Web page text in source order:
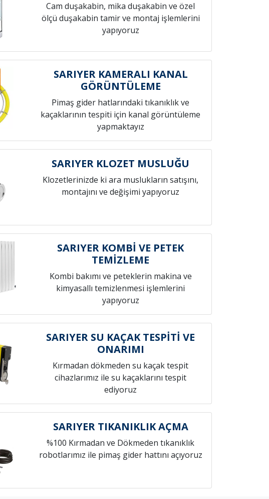
Cam duşakabin, mika duşakabin ve özel
ölçü duşakabin tamir ve montaj işlemlerini
yapıyoruz
SARIYER KAMERALI KANAL
GÖRÜNTÜLEME
Pimaş gider hatlarındaki tıkanıklık ve
kaçaklarının tespiti için kanal görüntüleme
yapmaktayız
SARIYER KLOZET MUSLUĞU
Klozetlerinizde ki ara muslukların satışını,
montajını ve değişimi yapıyoruz
SARIYER KOMBİ VE PETEK
TEMİZLEME
Kombi bakımı ve peteklerin makina ve
kimyasallı temizlenmesi işlemlerini
yapıyoruz
SARIYER SU KAÇAK TESPİTİ VE
ONARIMI
Kırmadan dökmeden su kaçak tespit
cihazlarımız ile su kaçaklarını tespit
ediyoruz
SARIYER TIKANIKLIK AÇMA
%100 Kırmadan ve Dökmeden tıkanıklık
robotlarımız ile pimaş gider hattını açıyoruz